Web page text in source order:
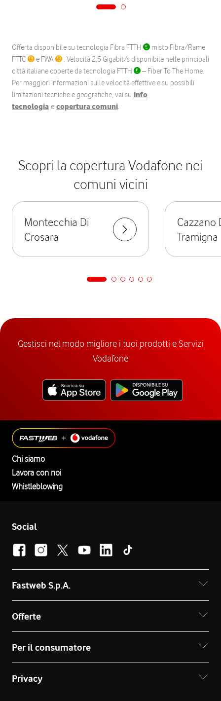
Offerta disponibile su tecnologia Fibra FTTH
misto Fibra/Rame
FTTC
e FWA
. Velocità 2,5 Gigabit/s disponibile nelle principali
città italiane coperte da tecnologia FTTH
– Fiber To The Home.
Per maggiori informazioni sulle velocità effettive e su possibili
limitazioni tecniche e geografiche, vai su info
tecnologia e copertura comuni.
Scopri la copertura Vodafone nei
comuni vicini
Montecchia Di
Crosara
Cazzano
Tramigna
Gestisci nel modo migliore i tuoi prodotti e Servizi
Vodafone
Chi siamo
Lavora con noi
Whistleblowing
Social
Fastweb S.p.A.
Offerte
Per il consumatore
Privacy